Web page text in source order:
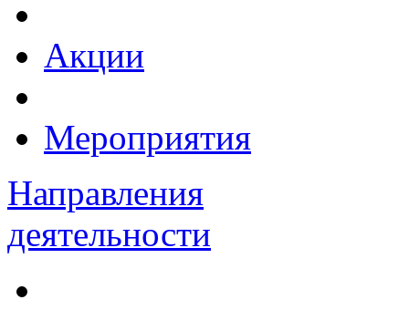
Акции
Мероприятия
Направления
деятельности